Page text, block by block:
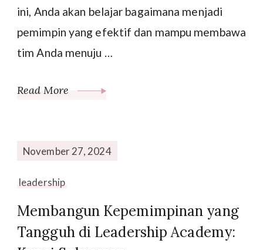
ini, Anda akan belajar bagaimana menjadi
pemimpin yang efektif dan mampu membawa
tim Anda menuju …
Read More
November 27, 2024
leadership
Membangun Kepemimpinan yang
Tangguh di Leadership Academy: